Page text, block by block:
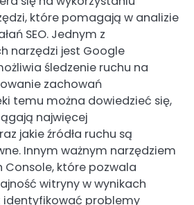
które pomagają w analizie
SEO. Jednym z
narzędzi jest Google
śledzenie ruchu na
zachowań
temu można dowiedzieć się,
najwięcej
jakie źródła ruchu są
Innym ważnym narzędziem
Console, które pozwala
witryny w wynikach
identyfikować problemy